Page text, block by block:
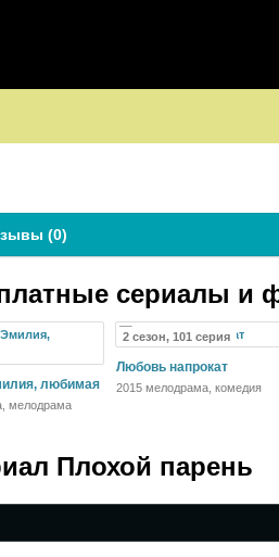
(0)
сериалы и
любимая
мелодрама
2 сезон, 101 серия
Любовь напрокат
2015 мелодрама, комедия
Плохой парень